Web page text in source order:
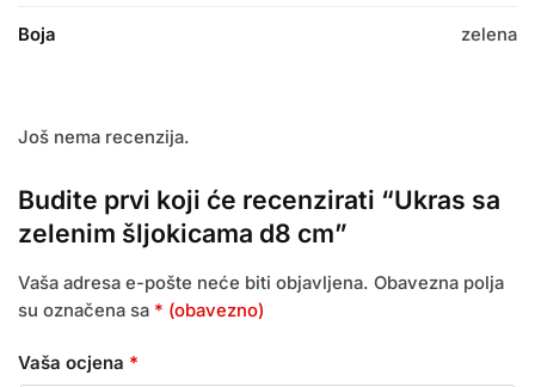
Boja zelena
Još nema recenzija.
Budite prvi koji će recenzirati “Ukras sa
zelenim šljokicama d8 cm”
Vaša adresa e-pošte neće biti objavljena. Obavezna polja
su označena sa * (obavezno)
Vaša ocjena *